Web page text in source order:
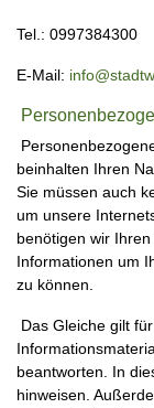
Tel.: 0997384300
E-Mail:
beinhalten Ihren
Sie müssen auch
um unsere
benötigen wir
Informationen um
zu können.
Das Gleiche gilt
beantworten. In
hinweisen.